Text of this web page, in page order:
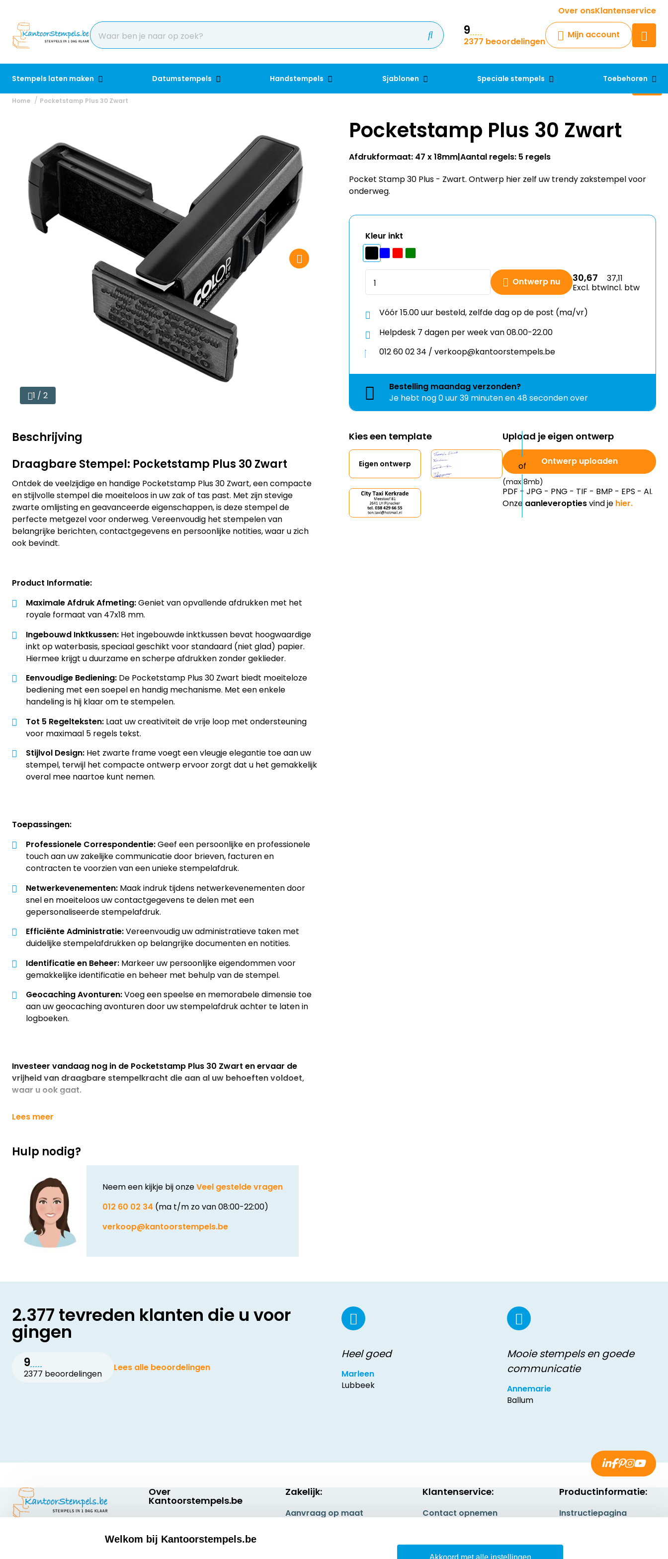
Over onsKlantenservice
9
2377 beoordelingen
Mijn account
Stempels laten maken Datumstempels Handstempels Sjablonen Speciale stempels Toebehoren
Krijg een antwoord op uw vraag
Chatbot
Chat 24/7 met onze chatbot
Contact
Home Pocketstamp Plus 30 Zwart
1 / 2
Beschrijving
Draagbare Stempel: Pocketstamp Plus 30 Zwart
Ontdek de veelzijdige en handige Pocketstamp Plus 30 Zwart, een compacte
en stijlvolle stempel die moeiteloos in uw zak of tas past. Met zijn stevige
zwarte omlijsting en geavanceerde eigenschappen, is deze stempel de
perfecte metgezel voor onderweg. Vereenvoudig het stempelen van
belangrijke berichten, contactgegevens en persoonlijke notities, waar u zich
ook bevindt.
Product Informatie:
Maximale Afdruk Afmeting:Geniet van opvallende afdrukken met het
royale formaat van 47x18 mm.
Ingebouwd Inktkussen: Het ingebouwde inktkussen bevat hoogwaardige
inkt op waterbasis, speciaal geschikt voor standaard (niet glad) papier.
Hiermee krijgt u duurzame en scherpe afdrukken zonder geklieder.
Eenvoudige Bediening: De Pocketstamp Plus 30 Zwart biedt moeiteloze
bediening met een soepel en handig mechanisme. Met een enkele
handeling is hij klaar om te stempelen.
Tot 5 Regelteksten: Laat uw creativiteit de vrije loop met ondersteuning
voor maximaal 5 regels tekst.
Stijlvol Design: Het zwarte frame voegt een vleugje elegantie toe aan uw
stempel, terwijl het compacte ontwerp ervoor zorgt dat u het gemakkelijk
overal mee naartoe kunt nemen.
Toepassingen:
Professionele Correspondentie:Geef een persoonlijke en professionele
touch aan uw zakelijke communicatie door brieven, facturen en
contracten te voorzien van een unieke stempelafdruk.
Netwerkevenementen: Maak indruk tijdens netwerkevenementen door
snel en moeiteloos uw contactgegevens te delen met een
gepersonaliseerde stempelafdruk.
Efficiënte Administratie:Vereenvoudig uw administratieve taken met
duidelijke stempelafdrukken op belangrijke documenten en notities.
Identificatie en Beheer: Markeer uw persoonlijke eigendommen voor
gemakkelijke identificatie en beheer met behulp van de stempel.
Geocaching Avonturen:Voeg een speelse en memorabele dimensie toe
aan uw geocaching avonturen door uw stempelafdruk achter te laten in
logboeken.
Investeer vandaag nog in de Pocketstamp Plus 30 Zwart en ervaar de
vrijheid van draagbare stempelkracht die aan al uw behoeften voldoet,
waar u ook gaat.
Lees meer
Hulp nodig?
Neem een kijkje bij onzeVeel gestelde vragen
012 60 02 34 (ma t/m zo van 08:00-22:00)
verkoop@kantoorstempels.be
Pocketstamp Plus 30 Zwart
Aantal regels: 5 regels
Pocket Stamp 30 Plus - Zwart. Ontwerp hier zelf uw trendy zakstempel voor
onderweg.
Excl. btw
Vóór 15.00 uur besteld, zelfde dag op de post (ma/vr)
Helpdesk 7 dagen per week van 08.00-22.00
012 60 02 34 / verkoop@kantoorstempels.be
Bestellingmaandagverzonden?
Je hebt nog0 uur 39 minuten en 46 seconden over
Eigen ontwerp Ontwerp uploaden
(max 8mb)
PDF - JPG - PNG - TIF - BMP - EPS - AI.
Onzeaanleveropties vind je hier.
2.377 tevreden klanten die u voor
gingen
9
2377 beoordelingen
Lees alle beoordelingen
Heel goed
Marleen
Lubbeek
Mooie stempels en goede
communicatie
Annemarie
Ballum
Kantoorstempels.be
Over
Kantoorstempels.be
Bedrijfsgegevens
Zakelijk:
Aanvraag op maat
Klantenservice:
Contact opnemen
Productinformatie:
Instructiepagina
Safety Sheets
Welkom bij Kantoorstempels.be
Akkoord met alle instellingen